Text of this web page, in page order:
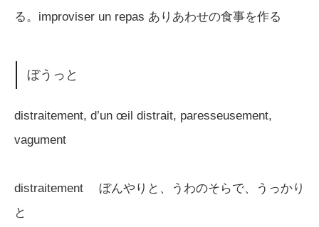
る。improviser un repas ありあわせの食事を作る
ぼうっと
distraitement, d’un œil distrait, paresseusement,
vagument
distraitement ぼんやりと、うわのそらで、うっかり
と